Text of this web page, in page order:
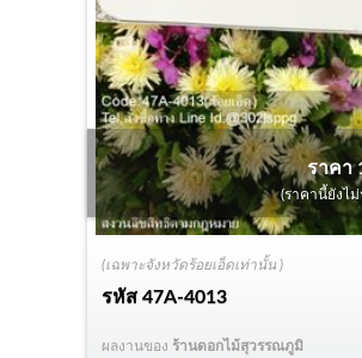
(เฉพาะจังหวัดร้อยเอ็ดเท่านั้น )
รหัส47A-4013
ราคา
(ราคานี้ยังไ
ผลงานของ ร้านดอกไม้สุวรรณภูมิ